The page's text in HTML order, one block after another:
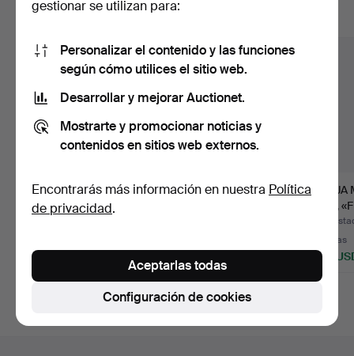
MARIMEKKO, «Poppy»,
tela/cortina.
694 USD
EEVA RENVALL (1917-
RYA,
para …
5 pujas
185
gestionar se utilizan para:
Personalizar el contenido y las funciones
según cómo utilices el sitio web.
Desarrollar y mejorar Auctionet.
Mostrarte y promocionar noticias y
contenidos en sitios web externos.
Encontrarás más información en nuestra Política
de privacidad.
Configuración de cookies
Aceptarlas todas